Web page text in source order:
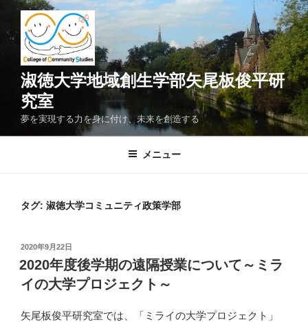
ン
ッ
淑徳大学地域創生学部矢尾板俊平研
究室
夢を実現する力を身に付け、未来を創造する
メニュー
タグ: 淑徳大学コミュニティ政策学部
投
稿
日:
2020年9月22日
2020年度後学期の遠隔授業について～ミラ
イの大学プロジェクト～
矢尾板俊平研究室では、「ミライの大学プロジェクト」